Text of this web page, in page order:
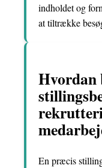
indholdet og
at tiltrække
Hvordan
En præcis